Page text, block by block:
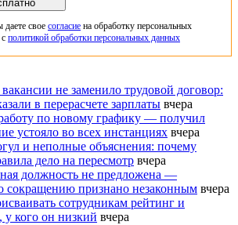
свое согласие на обработку персональных
политикой обработки персональных данных
не заменило трудовой договор:
в перерасчете зарплаты вчера
по новому графику — получил
устояло во всех инстанциях вчера
и неполные объяснения: почему
дело на пересмотр вчера
должность не предложена —
сокращению признано незаконным вчера
сотрудникам рейтинг и
у кого он низкий вчера